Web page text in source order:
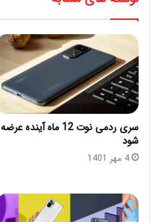
سری ردمی نوت 12 ماه آینده عرضه
شود
4 مهر 1401